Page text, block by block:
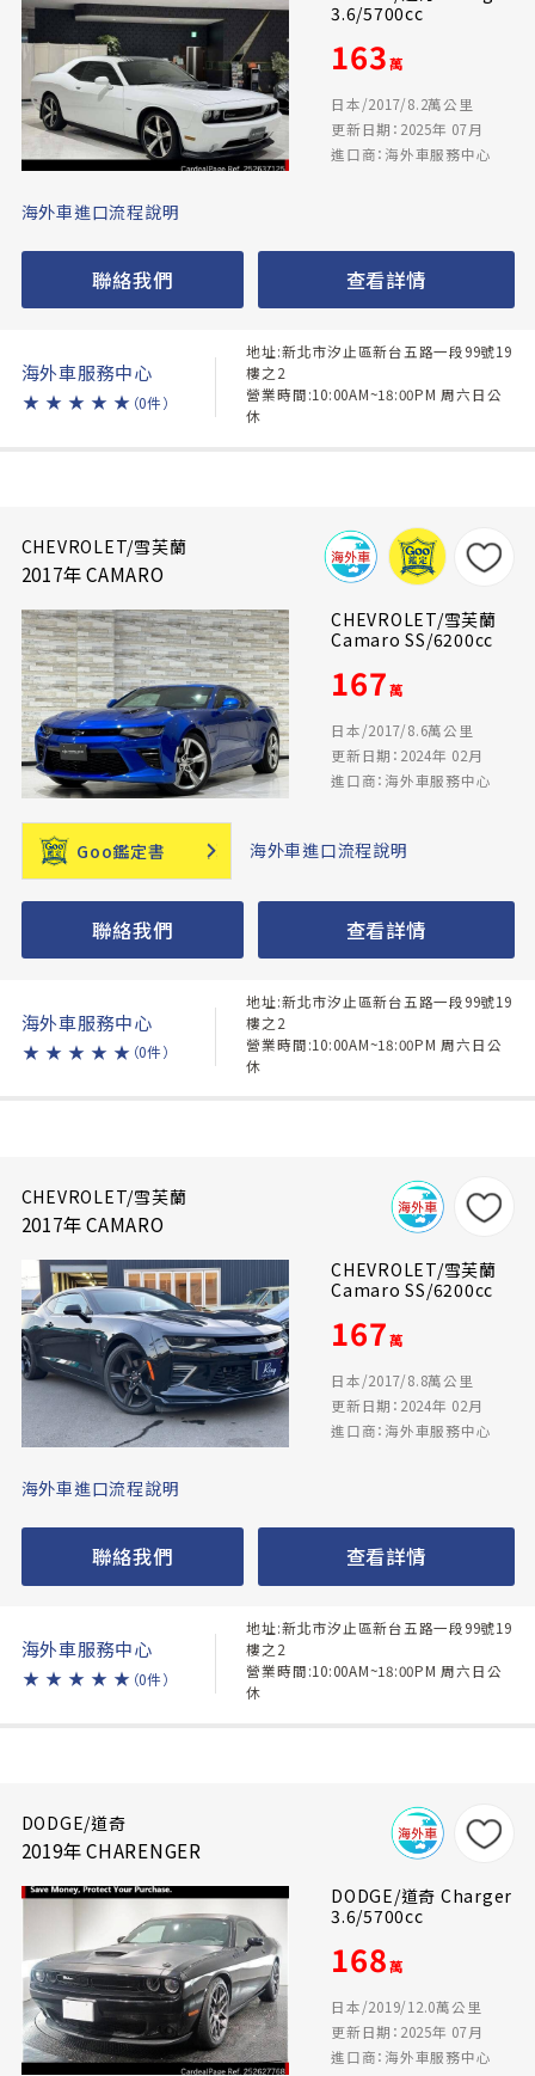
3.6/5700cc
163萬
日本/2017/8.2萬公里
更新日期：2025年 07月
進口商：海外車服務中心
海外車進口流程說明
聯絡我們 查看詳情
海外車服務中心
★ ★ ★ ★ ★ （0件）
地址:新北市汐止區新台五路一段99號19
樓之2
營業時間:10:00AM~18:00PM 周六日公
休
CHEVROLET/雪芙蘭
2017年 CAMARO
CHEVROLET/雪芙蘭
Camaro SS/6200cc
167萬
日本/2017/8.6萬公里
更新日期：2024年 02月
進口商：海外車服務中心
Goo鑑定書 海外車進口流程說明
聯絡我們 查看詳情
海外車服務中心
★ ★ ★ ★ ★ （0件）
地址:新北市汐止區新台五路一段99號19
樓之2
營業時間:10:00AM~18:00PM 周六日公
休
CHEVROLET/雪芙蘭
2017年 CAMARO
CHEVROLET/雪芙蘭
Camaro SS/6200cc
167萬
日本/2017/8.8萬公里
更新日期：2024年 02月
進口商：海外車服務中心
海外車進口流程說明
聯絡我們 查看詳情
海外車服務中心
★ ★ ★ ★ ★ （0件）
地址:新北市汐止區新台五路一段99號19
樓之2
營業時間:10:00AM~18:00PM 周六日公
休
DODGE/道奇
2019年 CHARENGER
DODGE/道奇 Charger
3.6/5700cc
168萬
日本/2019/12.0萬公里
更新日期：2025年 07月
進口商：海外車服務中心